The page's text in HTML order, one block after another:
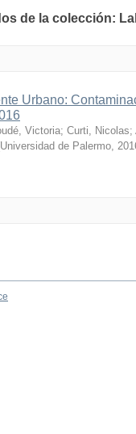
de la colección:
Urbano:
Victoria; Curti, Nicolas;
Universidad de Palermo,